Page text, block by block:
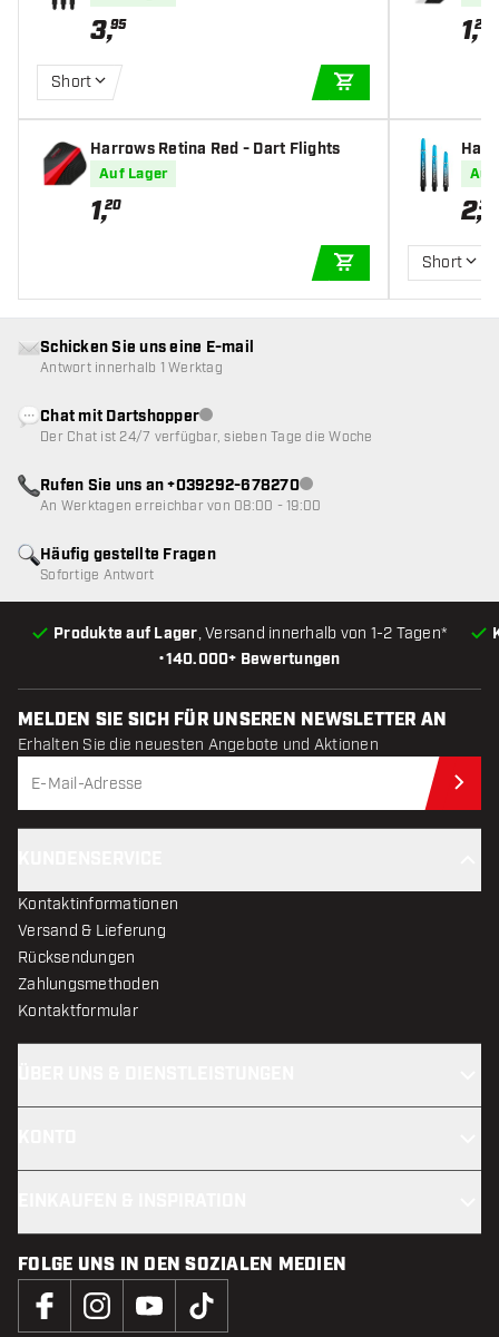
3,95
Short
Harrows Retina Red - Dart Flights
Auf Lager
1,20
IN DEN
1,20
-
Auf
2,35
Short
•140.000+ Bewertungen
Produkte auf Lager, Versand innerhalb von 1-2 Tagen*
Häufig gestellte Fragen
Sofortige Antwort
Schicken Sie uns eine E-mail
Antwort innerhalb 1 Werktag
Chat mit DartshopperKundenservice nicht verfügbar
Der Chat ist 24/7 verfügbar, sieben Tage die Woche
Rufen Sie uns an +039292-678270Kundenservice nicht
An Werktagen erreichbar von 08:00 - 19:00
MELDEN SIE SICH FÜR UNSEREN NEWSLETTER AN
Erhalten Sie die neuesten Angebote und Aktionen
Kontaktinformationen
Versand & Lieferung
Rücksendungen
Zahlungsmethoden
Kontaktformular
FOLGE UNS IN DEN SOZIALEN MEDIEN